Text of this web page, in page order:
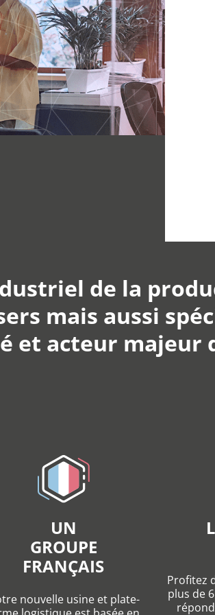
de la
mais aussi
et acteur majeur
UN
GROUPE
FRANÇAIS
nouvelle usine et plate-
Profitez
plus de